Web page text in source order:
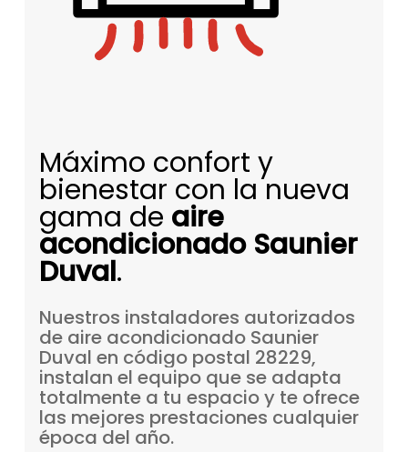
Máximo confort y
bienestar con la nueva
gama de aire
acondicionado Saunier
Duval.
Nuestros instaladores autorizados
de aire acondicionado Saunier
Duval en código postal 28229,
instalan el equipo que se adapta
totalmente a tu espacioy te ofrece
las mejores prestaciones cualquier
época del año.